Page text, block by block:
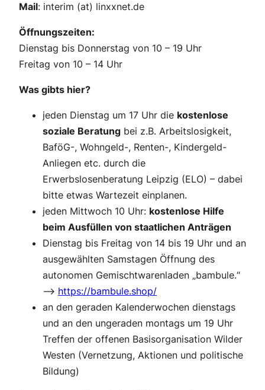
Mail: interim (at) linxxnet.de
Öffnungszeiten:
Dienstag bis Donnerstag von 10 – 19 Uhr
Freitag von 10 – 14 Uhr
Was gibts hier?
jeden Dienstag um 17 Uhr die kostenlose
soziale Beratung bei z.B. Arbeitslosigkeit,
BaföG-, Wohngeld-, Renten-, Kindergeld-
Anliegen etc. durch die
Erwerbslosenberatung Leipzig (ELO) – dabei
bitte etwas Wartezeit einplanen.
jeden Mittwoch 10 Uhr: kostenlose Hilfe
beim Ausfüllen von staatlichen Anträgen
Dienstag bis Freitag von 14 bis 19 Uhr und an
ausgewählten Samstagen Öffnung des
autonomen Gemischtwarenladen „bambule.“
–> https://bambule.shop/
an den geraden Kalenderwochen dienstags
und an den ungeraden montags um 19 Uhr
Treffen der offenen Basisorganisation Wilder
Westen (Vernetzung, Aktionen und politische
Bildung)